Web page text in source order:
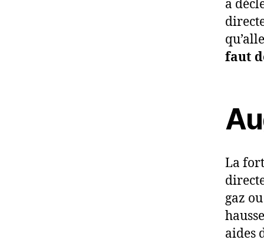
a
faut
La
gaz
aides